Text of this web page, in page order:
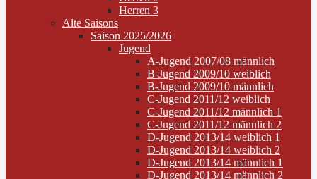
Herren 3
Alte Saisons
Saison 2025/2026
Jugend
A-Jugend 2007/08 männlich
B-Jugend 2009/10 weiblich
B-Jugend 2009/10 männlich
C-Jugend 2011/12 weiblich
C-Jugend 2011/12 männlich 1
C-Jugend 2011/12 männlich 2
D-Jugend 2013/14 weiblich 1
D-Jugend 2013/14 weiblich 2
D-Jugend 2013/14 männlich 1
D-Jugend 2013/14 männlich 2